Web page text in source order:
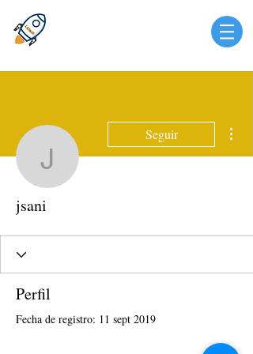
jsani
Seguir
jsani
Perfil
Fecha de registro: 11 sept 2019